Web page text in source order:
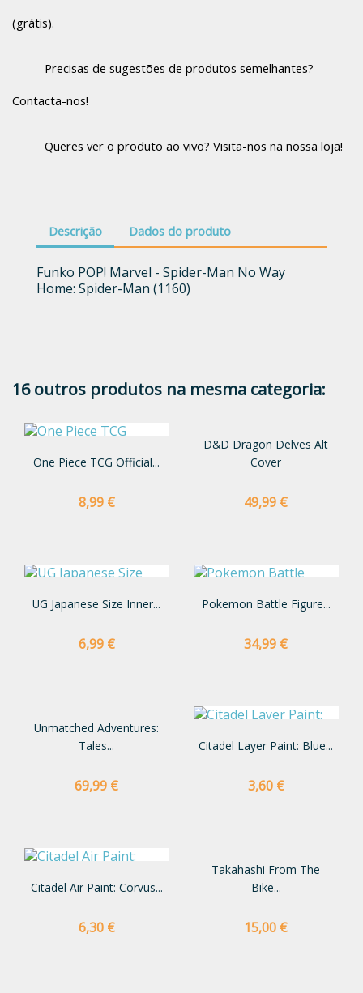
(grátis).
Precisas de sugestões de produtos semelhantes?
Contacta-nos!
Queres ver o produto ao vivo? Visita-nos na nossa loja!
Descrição Dados do produto
Funko POP! Marvel - Spider-Man No Way
Home: Spider-Man (1160)
16 outros produtos na mesma categoria:
One Piece TCG Official...
Preço
8,99 €
D&D Dragon Delves Alt
Cover
Preço
49,99 €
UG Japanese Size Inner...
Preço
6,99 €
Pokemon Battle Figure...
Preço
34,99 €
Unmatched Adventures:
Tales...
Preço
69,99 €
Citadel Layer Paint: Blue...
Preço
3,60 €
Citadel Air Paint: Corvus...
Preço
6,30 €
Takahashi From The
Bike...
Preço
15,00 €